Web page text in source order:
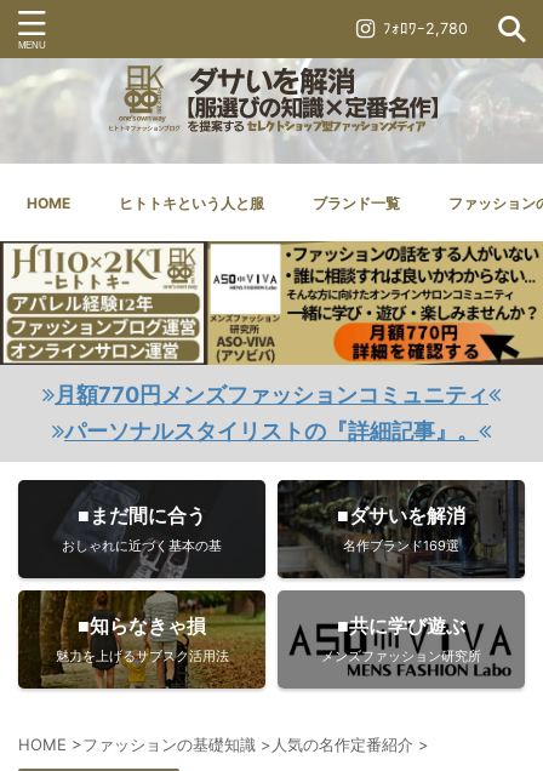
ﾌｫﾛﾜｰ2,780
HOME ヒトトキという人と服 ブランド一覧 ファッション
月額770円メンズファッションコミュニティ
パーソナルスタイリストの『詳細記事』。
■まだ間に合う
おしゃれに近づく基本の基
■ダサいを解消
名作ブランド169選
■知らなきゃ損
魅力を上げるサブスク活用法
■共に学び遊ぶ
メンズファッション研究所
HOME >ファッションの基礎知識 > 人気の名作定番紹介 >